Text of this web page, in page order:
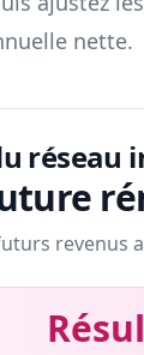
nette.
réseau
revenus